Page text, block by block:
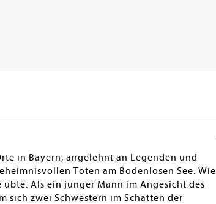
in Bayern, angelehnt an Legenden und
Toten am Bodenlosen See. Wie
Als ein junger Mann im Angesicht des
sich zwei Schwestern im Schatten der